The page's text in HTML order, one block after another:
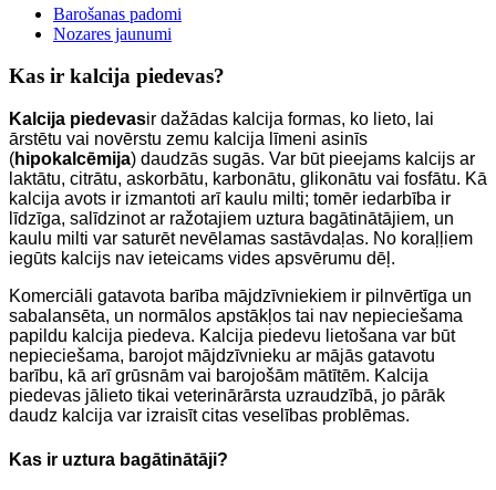
Barošanas padomi
Nozares jaunumi
Kas ir kalcija piedevas?
Kalcija piedevasir dažādas kalcija formas, ko lieto, lai
ārstētu vai novērstu zemu kalcija līmeni asinīs
(hipokalcēmija) daudzās sugās. Var būt pieejams kalcijs ar
laktātu, citrātu, askorbātu, karbonātu, glikonātu vai fosfātu. Kā
kalcija avots ir izmantoti arī kaulu milti; tomēr iedarbība ir
līdzīga, salīdzinot ar ražotajiem uztura bagātinātājiem, un
kaulu milti var saturēt nevēlamas sastāvdaļas. No koraļļiem
iegūts kalcijs nav ieteicams vides apsvērumu dēļ.
Komerciāli gatavota barība mājdzīvniekiem ir pilnvērtīga un
sabalansēta, un normālos apstākļos tai nav nepieciešama
papildu kalcija piedeva. Kalcija piedevu lietošana var būt
nepieciešama, barojot mājdzīvnieku ar mājās gatavotu
barību, kā arī grūsnām vai barojošām mātītēm. Kalcija
piedevas jālieto tikai veterinārārsta uzraudzībā, jo pārāk
daudz kalcija var izraisīt citas veselības problēmas.
Kas ir uztura bagātinātāji?